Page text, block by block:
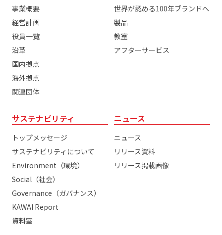
事業概要
経営計画
役員一覧
沿革
国内拠点
海外拠点
関連団体
世界が認める100年ブランドへ
製品
教室
アフターサービス
サステナビリティ
トップメッセージ
サステナビリティについて
Environment（環境）
Social（社会）
Governance（ガバナンス）
KAWAI Report
資料室
ニュース
ニュース
リリース資料
リリース掲載画像